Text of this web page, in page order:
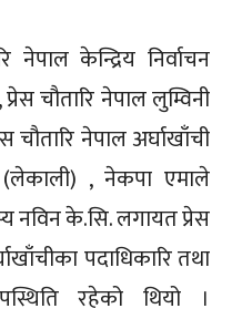
नेपाल केन्द्रिय निर्वाचन
चौतारि नेपाल लुम्विनी
चौतारि नेपाल अर्घाखाँची
(लेकाली) , नेकपा एमाले
नविन के.सि. लगायत प्रेस
पदाधिकारि तथा
रहेको थियो ।